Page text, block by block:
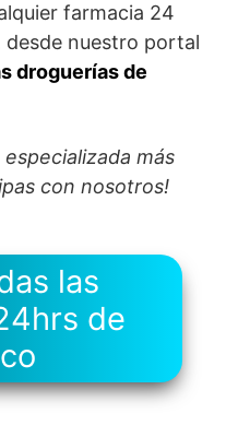
farmacia 24
desde nuestro portal
droguerías de
más
con nosotros!
las
de